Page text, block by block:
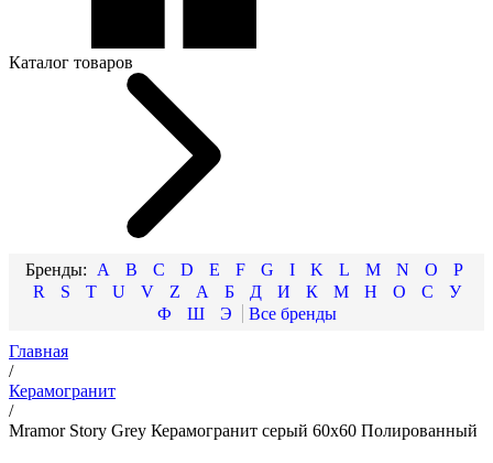
Каталог товаров
A B C D E F G I K L M N O
P
R
S T U V Z А Б Д И К М Н О С
У
Ф
Ш
Э
Главная
/
Керамогранит
/
Mramor Story Grey Керамогранит серый 60х60 Полированный